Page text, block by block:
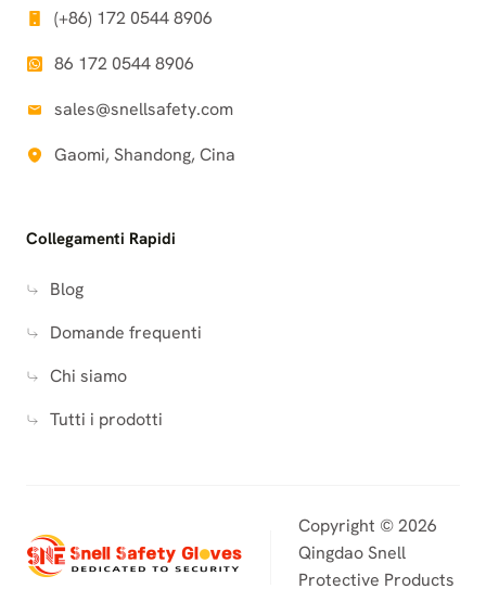
(+86) 172 0544 8906
86 172 0544 8906
sales@snellsafety.com
Gaomi, Shandong, Cina
Collegamenti Rapidi
Blog
Domande frequenti
Chi siamo
Tutti i prodotti
Copyright © 2026
Qingdao Snell
Protective Products